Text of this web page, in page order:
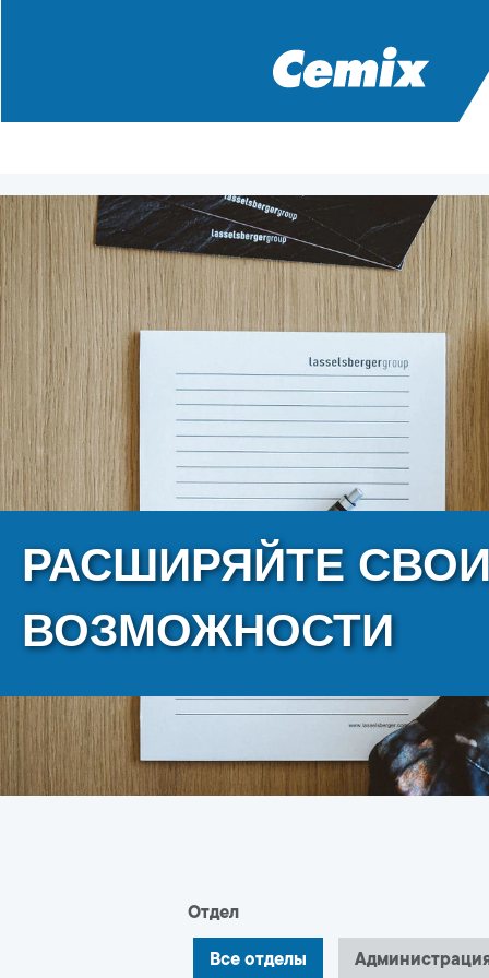
РАСШИРЯЙТЕ
ВОЗМОЖНОСТИ
Отдел
Все отделы